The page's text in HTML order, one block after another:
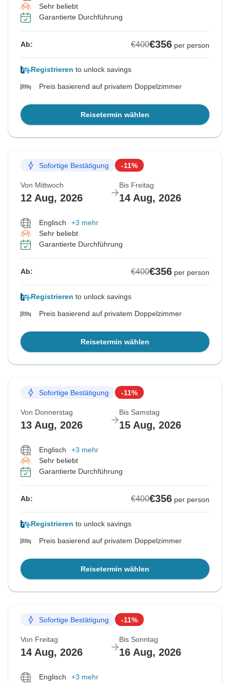
Sehr beliebt
Garantierte Durchführung
Ab: €400€356 per person
Registrieren to unlock savings
Preis basierend auf privatem Doppelzimmer
Reisetermin wählen
Sofortige Bestätigung -11%
Von Mittwoch
12 Aug, 2026
Bis Freitag
14 Aug, 2026
Englisch
+3 mehr
Sehr beliebt
Garantierte Durchführung
Ab: €400€356 per person
Registrieren to unlock savings
Preis basierend auf privatem Doppelzimmer
Reisetermin wählen
Sofortige Bestätigung -11%
Von Donnerstag
13 Aug, 2026
Bis Samstag
15 Aug, 2026
Englisch
+3 mehr
Sehr beliebt
Garantierte Durchführung
Ab: €400€356 per person
Registrieren to unlock savings
Preis basierend auf privatem Doppelzimmer
Reisetermin wählen
Sofortige Bestätigung -11%
Von Freitag
14 Aug, 2026
Bis Sonntag
16 Aug, 2026
Englisch
+3 mehr